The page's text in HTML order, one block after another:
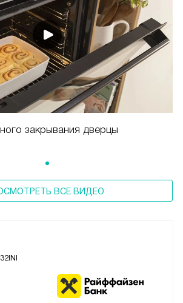
закрывания дверцы
ВСЕ ВИДЕО